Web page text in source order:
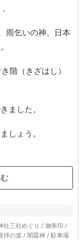
雨乞いの神、日本
階（きざはし）
ました。
しょう。
社三社めぐり / 御朱印 /
拝の道 / 闇龗神 / 駐車場